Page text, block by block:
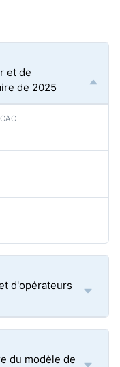
et de
de 2025
d'opérateurs
du modèle de